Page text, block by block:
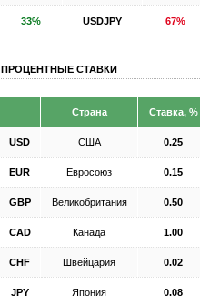
33% USDJPY 67%
ПРОЦЕНТНЫЕ СТАВКИ
Страна Ставка, %
USD США 0.25
EUR Евросоюз 0.15
GBP Великобритания 0.50
CAD Канада 1.00
CHF Швейцария 0.02
JPY Япония 0.08